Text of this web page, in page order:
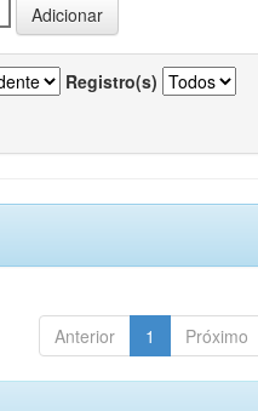
Registro(s)
Anterior 1 Próximo